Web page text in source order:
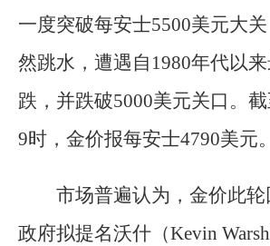
一度突破每安士5500美元大
然跳水，遭遇自1980年代以
跌，并跌破5000美元关口。
9时，金价报每安士4790美元。
市场普遍认为，金价此轮
政府拟提名沃什（Kevin